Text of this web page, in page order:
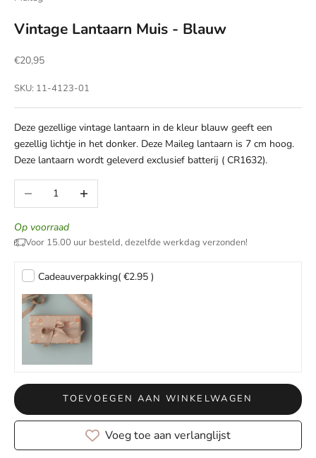
Vintage Lantaarn Muis - Blauw
Aanbiedingsprijs
€20,95
SKU: 11-4123-01
Deze gezellige vintage lantaarn in de kleur blauw geeft een
gezellig lichtje in het donker. Deze Maileg lantaarn is 7 cm hoog.
Deze lantaarn wordt geleverd exclusief batterij ( CR1632).
Aantal verlagenAantal verhogen
Op voorraad
Voor 15.00 uur besteld, dezelfde werkdag verzonden!
Cadeauverpakking( €2.95 )
TOEVOEGEN AAN WINKELWAGEN
Voeg toe aan verlanglijst